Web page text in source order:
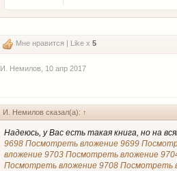
Мне нравится | Like x 5
И. Немилов 10 апр 2017
И. Немилов сказал(а): ↑
Надеюсь, у Вас есть такая книга, но на
9698 Посмотреть вложение 9699
вложение 9703 Посмотреть вложение
Посмотреть вложение 9708 Посмотреть